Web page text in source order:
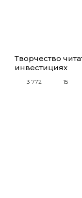
Творчество
инвестициях
3 772 15